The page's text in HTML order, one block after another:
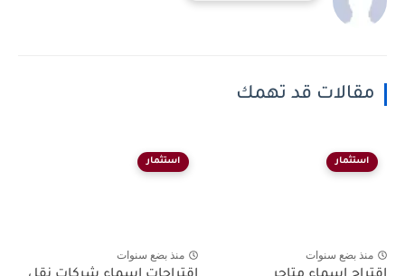
مقالات قد تهمك
استثمار
منذ بضع سنوات
استثمار
منذ بضع سنوات